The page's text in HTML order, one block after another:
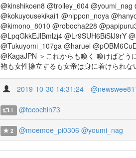
@kinshikoen8 @trolley_604
@kokuyousekikai1 @nippon_noya
@kimono_8010 @robocha228
@LpqGkkEJlBmlzj4 @Lr9SUH6BiSlJ9rY
@Tukuyomi_107ga @haruel
@KagaJPN ＞これからも喚く 喚けばど
袍も女性擁立するも女帝は身に着けられ
2019-10-30 14:31:24
1 @tocochin73
2 @moemoe_pi0306 @youmi_nag